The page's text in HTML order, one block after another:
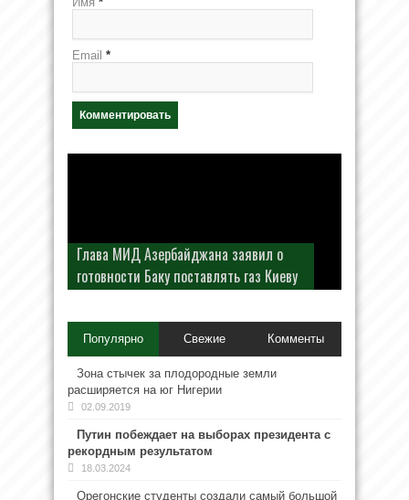
Email *
Глава МИД Азербайджана заявил о
готовности Баку поставлять газ Киеву
Популярно Свежие Комменты
Зона стычек за плодородные земли
расширяется на юг Нигерии
02.09.2019
Путин побеждает на выборах президента с
рекордным результатом
18.03.2024
Орегонские студенты создали самый большой